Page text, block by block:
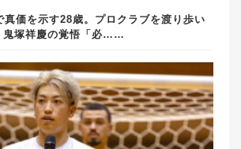
真価を示す28歳。プロクラブを渡り歩い
鬼塚祥慶の覚悟「必……